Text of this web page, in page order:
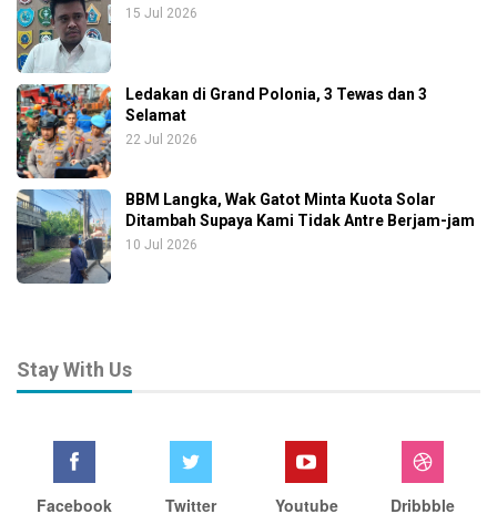
15 Jul 2026
Ledakan di Grand Polonia, 3 Tewas dan 3
Selamat
22 Jul 2026
BBM Langka, Wak Gatot Minta Kuota Solar
Ditambah Supaya Kami Tidak Antre Berjam-jam
10 Jul 2026
Stay With Us
Facebook Twitter Youtube Dribbble